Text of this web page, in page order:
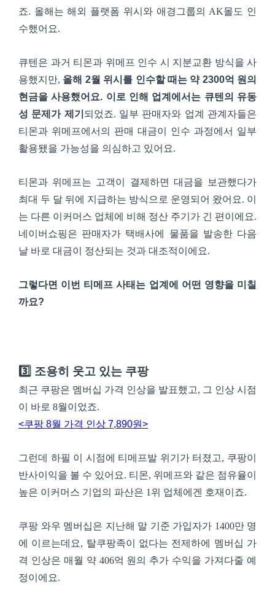
죠. 올해는 해외 플랫폼 위시와 애경그룹의 AK몰도 인
수했어요.
큐텐은 과거 티몬과 위메프 인수 시 지분교환 방식을 사
용했지만, 올해 2월 위시를 인수할 때는 약 2300억 원의
현금을 사용했어요. 이로 인해 업계에서는 큐텐의 유동
성 문제가 제기 되었죠. 일부 판매자와 업계 관계자들은
티몬과 위메프에서의 판매 대금이 인수 과정에서 일부
활용됐을 가능성을 의심하고 있어요.
티몬과 위메프는 고객이 결제하면 대금을 보관했다가
최대 두 달 뒤에 지급하는 방식으로 운영되어 왔어요. 이
는 다른 이커머스 업체에 비해 정산 주기가 긴 편이에요.
네이버쇼핑은 판매자가 택배사에 물품을 발송한 다음
날 바로 대금이 정산되는 것과 대조적이에요.
그렇다면 이번 티메프 사태는 업계에 어떤 영향을 미칠
까요?
3️⃣ 조용히 웃고 있는 쿠팡
최근 쿠팡은 멤버십 가격 인상을 발표했고, 그 인상 시점
이 바로 8월이었죠.
<쿠팡 8월 가격 인상 7,890원>
그런데 하필 이 시점에 티메프발 위기가 터졌고, 쿠팡이
반사이익을 볼 수 있어요. 티몬, 위메프와 같은 점유율이
높은 이커머스 기업의 파산은 1위 업체에겐 호재이죠.
쿠팡 와우 멤버십은 지난해 말 기준 가입자가 1400만 명
에 이르는데요, 탈쿠팡족이 없다는 전제하에 멤버십 가
격 인상은 매월 약 406억 원의 추가 수익을 가져다줄 예
정이에요.